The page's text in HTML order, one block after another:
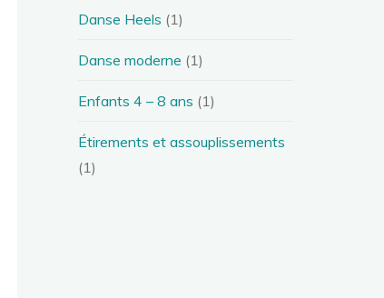
Danse Heels (1)
Danse moderne (1)
Enfants 4 – 8 ans (1)
Étirements et assouplissements
(1)